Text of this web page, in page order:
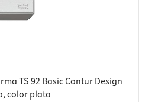
TS 92 Basic Contur Design
color plata